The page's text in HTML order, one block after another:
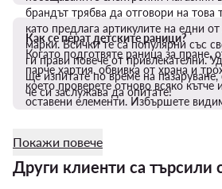
брандът трябва да отговори на това
като предлага артикулите на едни
марки. Всички те са популярни със
ги прави повече от привлекателни.
ще изпитате по време на
че си заслужава да опитате!
Как се перат детските раници?
Когато подготвяте раница за пране,
парче хартия, обвивка от храна и
което проверете отново всяко кътче
оставени елементи. Избършете
петна отвън, обработете ги с топла
цялата чантае мръсна,
мръсните места с препарат за петна,
Покажи повече
Други клиенти са търсили